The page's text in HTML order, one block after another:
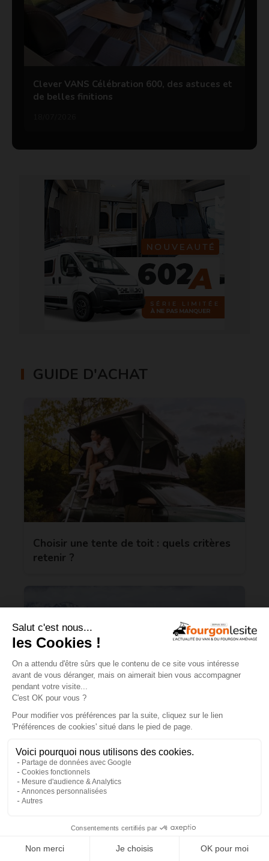
Clever VANS Célébration 600, des astuces et
de belles finitions
GUIDE D'ACHAT
Choisir une tente de toit : quels critères
retenir ?
Charge utile en vans et fourgons
aménagés : ce qu’il faut savoir